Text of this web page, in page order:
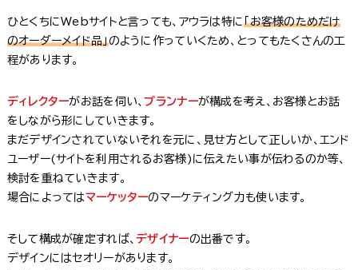
ひとくちにWebサイトと言っても、アウラは特に「お客様のためだけ
のオーダーメイド品」のように作っていくため、とってもたくさんの工
程があります。
ディレクターがお話を伺い、プランナーが構成を考え、お客様とお話
をしながら形にしていきます。
まだデザインされていないそれを元に、見せ方として正しいか、エンド
ユーザー(サイトを利用されるお客様)に伝えたい事が伝わるのか等、
検討を重ねていきます。
場合によってはマーケッターのマーケティング力も使います。
そして構成が確定すれば、デザイナーの出番です。
デザインにはセオリーがあります。